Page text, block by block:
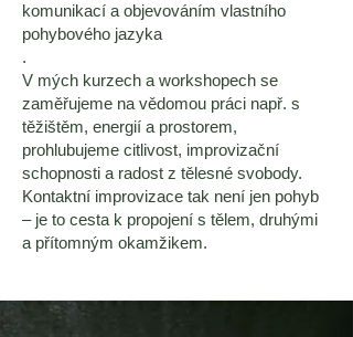
komunikací a objevováním vlastního
pohybového jazyka
.
V mých kurzech a workshopech se
zaměřujeme na vědomou práci např. s
těžištěm, energií a prostorem,
prohlubujeme citlivost, improvizační
schopnosti a radost z tělesné svobody.
Kontaktní improvizace tak není jen pohyb
– je to cesta k propojení s tělem, druhými
a přítomným okamžikem.